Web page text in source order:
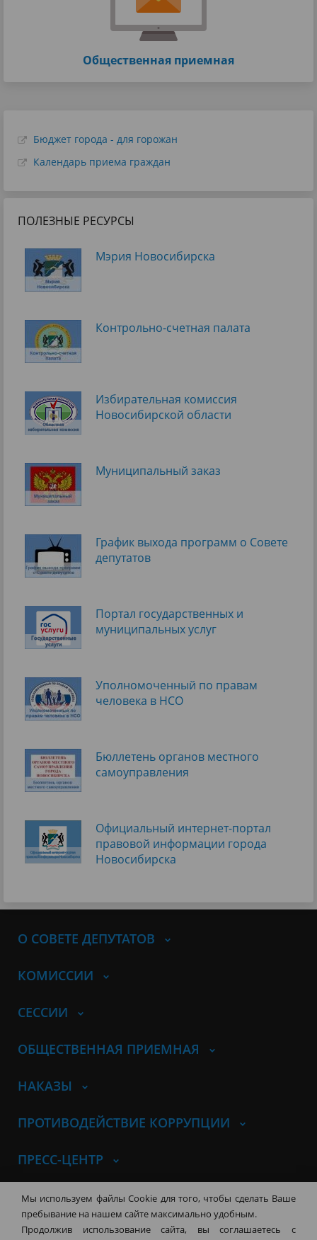
Общественная приемная
Бюджет города - для горожан
Календарь приема граждан
ПОЛЕЗНЫЕ РЕСУРСЫ
Мэрия Новосибирска
Контрольно-счетная палата
Избирательная комиссия
Новосибирской области
Муниципальный заказ
График выхода программ о Cовете
депутатов
Портал государственных и
муниципальных услуг
Уполномоченный по правам
человека в НСО
Бюллетень органов местного
самоуправления
Официальный интернет-портал
правовой информации города
Новосибирска
О СОВЕТЕ ДЕПУТАТОВ
КОМИССИИ
СЕССИИ
ОБЩЕСТВЕННАЯ ПРИЕМНАЯ
НАКАЗЫ
ПРОТИВОДЕЙСТВИЕ КОРРУПЦИИ
ПРЕСС-ЦЕНТР
© Совет депутатов города
НовосибирскаКонтакты Карта сайта
630099, г. Новосибирск, Красный
Мы используем файлы Cookie для того, чтобы сделать Ваше
пребывание на нашем сайте максимально удобным.
Продолжив использование сайта, вы соглашаетесь с